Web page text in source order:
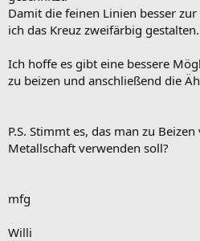
Damit die feinen Linien besser
ich das Kreuz zweifärbig
Ich hoffe es gibt eine bessere
zu beizen und anschließend die
P.S. Stimmt es, das man zu
Metallschaft verwenden soll?
mfg
Willi